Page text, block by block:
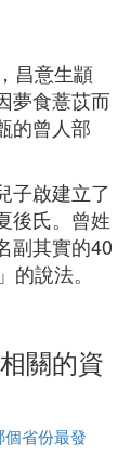
昌意生顓
夢食薏苡而
的曾人部
子啟建立了
後氏。曾姓
副其實的40
說法。
關的資
省份最發